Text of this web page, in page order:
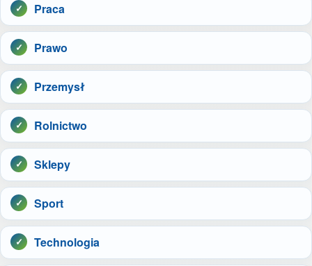
Praca
Prawo
Przemysł
Rolnictwo
Sklepy
Sport
Technologia